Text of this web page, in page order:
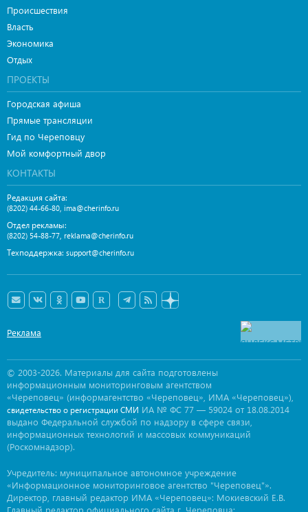
Происшествия
Власть
Экономика
Отдых
ПРОЕКТЫ
Городская афиша
Прямые трансляции
Гид по Череповцу
Мой комфортный двор
КОНТАКТЫ
Редакция сайта:
(8202) 44-66-80 ima@cherinfo.ru
Отдел рекламы:
(8202) 54-88-77 reklama@cherinfo.ru
Техподдержка: support@cherinfo.ru
Реклама
© 2003-2026. Материалы для сайта подготовлены
информационным мониторинговым агентством
«Череповец» (информагентство «Череповец», ИМА «Череповец»),
свидетельство о регистрации СМИ ИА № ФС 77 — 59024 от 18.08.2014
выдано Федеральной службой по надзору в сфере связи,
информационных технологий и массовых коммуникаций
(Роскомнадзор).
Учредитель: муниципальное автономное учреждение
«Информационное мониторинговое агентство "Череповец"».
Директор, главный редактор ИМА «Череповец»: Мокиевский Е.В.
Главный редактор официального сайта г. Череповца: